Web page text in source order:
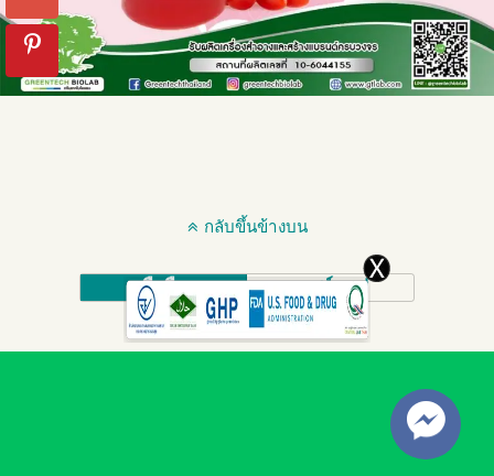
กลับขึ้นข้างบน
มือถือ เดสก์ทอป